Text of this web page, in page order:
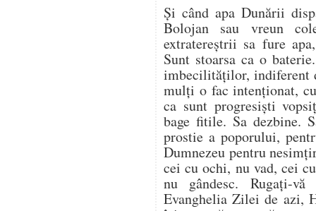
Și când apa Dunării
Bolojan sau vreun
extratereștrii sa fure
Sunt stoarsa ca o
imbecilităților, indiferent
mulți o fac intenționat,
ca sunt progresiști
bage fitile. Sa dezbine.
prostie a poporului,
Dumnezeu pentru
cei cu ochi, nu vad, cei
nu gândesc. Rugați-
Evanghelia Zilei de azi,